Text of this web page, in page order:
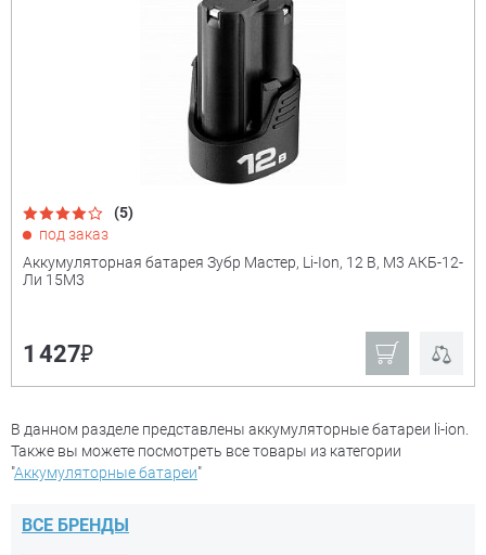
(5)
под заказ
Аккумуляторная батарея Зубр Мастер, Li-Ion, 12 В, M3 АКБ-12-
Ли 15М3
1 427₽
В данном разделе представлены аккумуляторные батареи li-ion.
Также вы можете посмотреть все товары из категории
"Аккумуляторные батареи"
ВСЕ БРЕНДЫ